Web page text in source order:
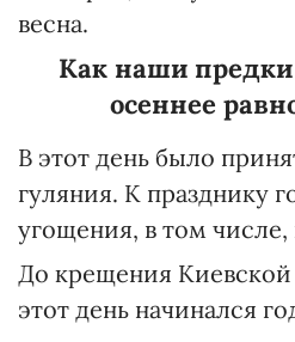
весна.
Как наши
осеннее
В этот день было
гуляния. К празднику
угощения, в том числе,
До крещения
этот день начинался